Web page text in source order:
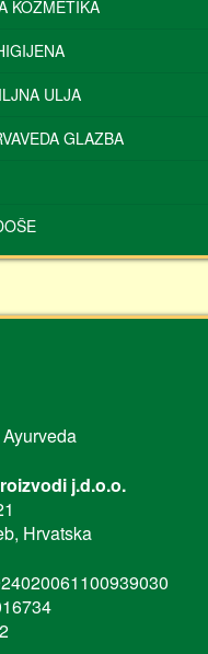
KOZMETIKA
ULJA
GLAZBA
j.d.o.o.
Hrvatska